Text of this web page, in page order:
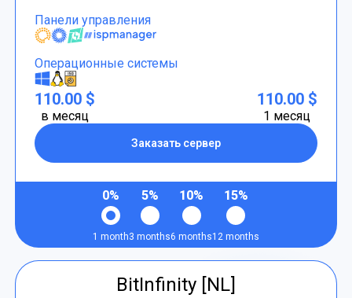
Панели управления
Операционные системы
110.00 $
в месяц
Заказать сервер
110.00 $
1 месяц
0%
1 month
5%
3 months
10%
6 months
15%
12 months
BitInfinity [NL]